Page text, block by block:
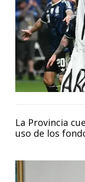
La Provincia
uso de los